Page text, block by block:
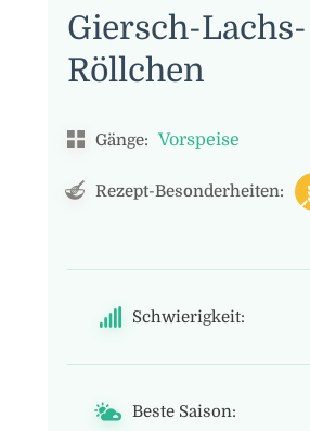
Giersch-Lachs-
Röllchen
Gänge: Vorspeise
Rezept-Besonderheiten:
Schwierigkeit:
Beste Saison: